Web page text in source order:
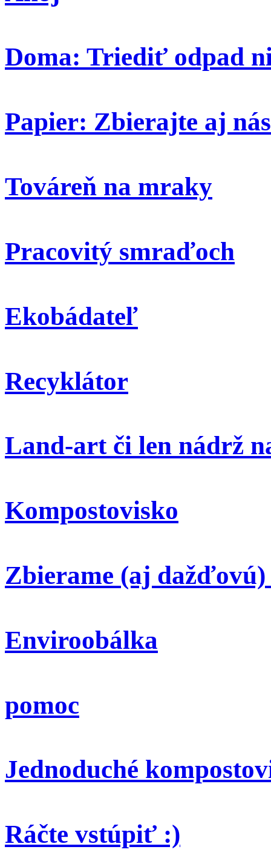
Doma: Triediť odpad
Papier: Zbierajte aj
Továreň na mraky
Pracovitý smraďoch
Ekobádateľ
Recyklátor
Land-art či len nádrž
Kompostovisko
Zbierame (aj
Enviroobálka
pomoc
Jednoduché
Ráčte vstúpiť :)